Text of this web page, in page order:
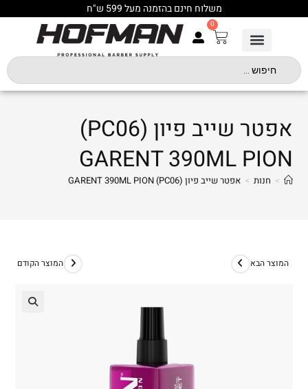
משלוח חינם בהזמנה מעל 599 ש"ח
0
אפטר שייב פיון (PC06)
GARENT 390ML PION
> חנות > אפטר שייב פיון (PC06) GARENT 390ML PION
המוצר הקודם המוצר הבא